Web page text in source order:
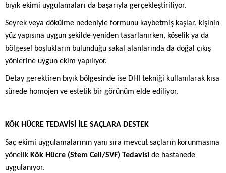
bıyık ekimi uygulamaları da başarıyla gerçekleştiriliyor.
Seyrek veya dökülme nedeniyle formunu kaybetmiş kaşlar, kişinin
yüz yapısına uygun şekilde yeniden tasarlanırken, köselik ya da
bölgesel boşlukların bulunduğu sakal alanlarında da doğal çıkış
yönlerine uygun ekim yapılıyor.
Detay gerektiren bıyık bölgesinde ise DHI tekniği kullanılarak kısa
sürede homojen ve estetik bir görünüm elde ediliyor.
KÖK HÜCRE TEDAVİSİ İLE SAÇLARA DESTEK
Saç ekimi uygulamalarının yanı sıra mevcut saçların korunmasına
yönelik Kök Hücre (Stem Cell/SVF) Tedavisi de hastanede
uygulanıyor.